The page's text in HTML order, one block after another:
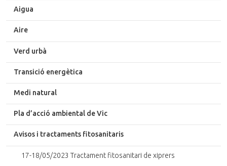
Aigua
Aire
Verd urbà
Transició energètica
Medi natural
Pla d’acció ambiental de Vic
Avisos i tractaments fitosanitaris
17-18/05/2023 Tractament fitosanitari de xiprers